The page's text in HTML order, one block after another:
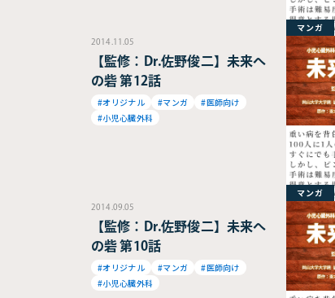
マンガ
2014.11.05
【監修：Dr.佐野俊二】未来へ
の砦 第12話
#オリジナル #マンガ
#医師向け
#小児心臓外科
マンガ
2014.09.05
【監修：Dr.佐野俊二】未来へ
の砦 第10話
#オリジナル #マンガ
#医師向け
#小児心臓外科